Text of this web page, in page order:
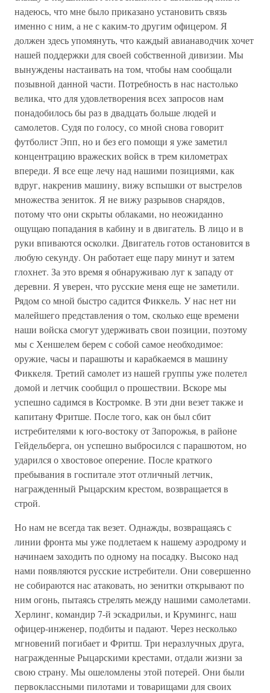
надеюсь, что мне было приказано установить связь
именно с ним, а не с каким-то другим офицером. Я
должен здесь упомянуть, что каждый авианаводчик хочет
нашей поддержки для своей собственной дивизии. Мы
вынуждены настаивать на том, чтобы нам сообщали
позывной данной части. Потребность в нас настолько
велика, что для удовлетворения всех запросов нам
понадобилось бы раз в двадцать больше людей и
самолетов. Судя по голосу, со мной снова говорит
футболист Эпп, но и без его помощи я уже заметил
концентрацию вражеских войск в трем километрах
впереди. Я все еще лечу над нашими позициями, как
вдруг, накренив машину, вижу вспышки от выстрелов
множества зениток. Я не вижу разрывов снарядов,
потому что они скрыты облаками, но неожиданно
ощущаю попадания в кабину и в двигатель. В лицо и в
руки впиваются осколки. Двигатель готов остановится в
любую секунду. Он работает еще пару минут и затем
глохнет. За это время я обнаруживаю луг к западу от
деревни. Я уверен, что русские меня еще не заметили.
Рядом со мной быстро садится Фиккель. У нас нет ни
малейшего представления о том, сколько еще времени
наши войска смогут удерживать свои позиции, поэтому
мы с Хеншелем берем с собой самое необходимое:
оружие, часы и парашюты и карабкаемся в машину
Фиккеля. Третий самолет из нашей группы уже полетел
домой и летчик сообщил о прошествии. Вскоре мы
успешно садимся в Костромке. В эти дни везет также и
капитану Фритше. После того, как он был сбит
истребителями к юго-востоку от Запорожья, в районе
Гейдельберга, он успешно выбросился с парашютом, но
ударился о хвостовое оперение. После краткого
пребывания в госпитале этот отличный летчик,
награжденный Рыцарским крестом, возвращается в
строй.
Но нам не всегда так везет. Однажды, возвращаясь с
линии фронта мы уже подлетаем к нашему аэродрому и
начинаем заходить по одному на посадку. Высоко над
нами появляются русские истребители. Они совершенно
не собираются нас атаковать, но зенитки открывают по
ним огонь, пытаясь стрелять между нашими самолетами.
Херлинг, командир 7-й эскадрильи, и Крумингс, наш
офицер-инженер, подбиты и падают. Через несколько
мгновений погибает и Фритш. Три неразлучных друга,
награжденные Рыцарскими крестами, отдали жизни за
свою страну. Мы ошеломлены этой потерей. Они были
первоклассными пилотами и товарищами для своих